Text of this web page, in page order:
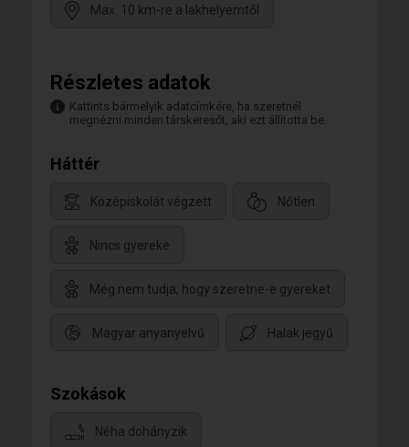
Max. 10 km-re a lakhelyemtől
Részletes adatok
Kattints bármelyik adatcímkére, ha szeretnél
megnézni minden társkeresőt, aki ezt állította be.
Háttér
Középiskolát végzett Nőtlen
Nincs gyereke
Még nem tudja, hogy szeretne-e gyereket
Magyar anyanyelvű Halak jegyű
Szokások
Néha dohányzik